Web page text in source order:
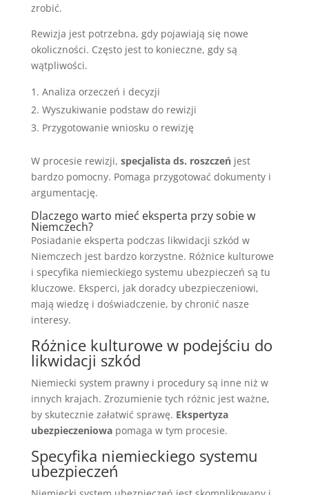
zrobić.
Rewizja jest potrzebna, gdy pojawiają się nowe
okoliczności. Często jest to konieczne, gdy są
wątpliwości.
Analiza orzeczeń i decyzji
Wyszukiwanie podstaw do rewizji
Przygotowanie wniosku o rewizję
W procesie rewizji, specjalista ds. roszczeńjest
bardzo pomocny. Pomaga przygotować dokumenty i
argumentację.
Dlaczego warto mieć eksperta przy sobie w
Niemczech?
Posiadanie eksperta podczas likwidacji szkód w
Niemczech jest bardzo korzystne. Różnice kulturowe
i specyfika niemieckiego systemu ubezpieczeń są tu
kluczowe. Eksperci, jak doradcy ubezpieczeniowi,
mają wiedzę i doświadczenie, by chronić nasze
interesy.
Różnice kulturowe w podejściu do
likwidacji szkód
Niemiecki system prawny i procedury są inne niż w
innych krajach. Zrozumienie tych różnic jest ważne,
by skutecznie załatwić sprawę. Ekspertyza
ubezpieczeniowapomaga w tym procesie.
Specyfika niemieckiego systemu
ubezpieczeń